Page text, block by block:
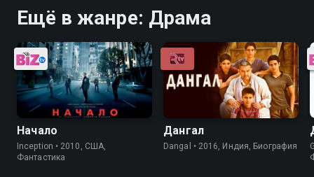
Ещё в жанре: Драма
Начало
Inception • 2010, США,
Фантастика
Дангал
Dangal • 2016, Индия, Биография